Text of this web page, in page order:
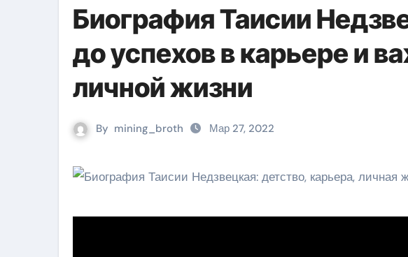
Биография Таисии
до успехов в карьере и
личной жизни
By mining_broth Мар 27, 2022